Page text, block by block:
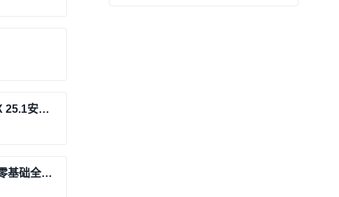
Cadence Orcad X and Allegro X 25.1安装视频
【嘉立创EDA】专业版PCB设计零基础全流程视频教程100讲（已完结）